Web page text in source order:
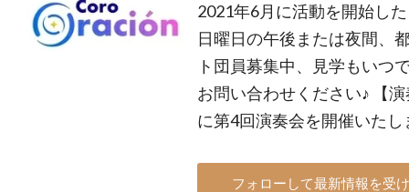
2021年6月に活動を開始し
日曜日の午後または夜間、
ト団員募集中、見学もいつ
お問い合わせください♪ 【
に第4回演奏会を開催いたし
フォローして最新情報を受